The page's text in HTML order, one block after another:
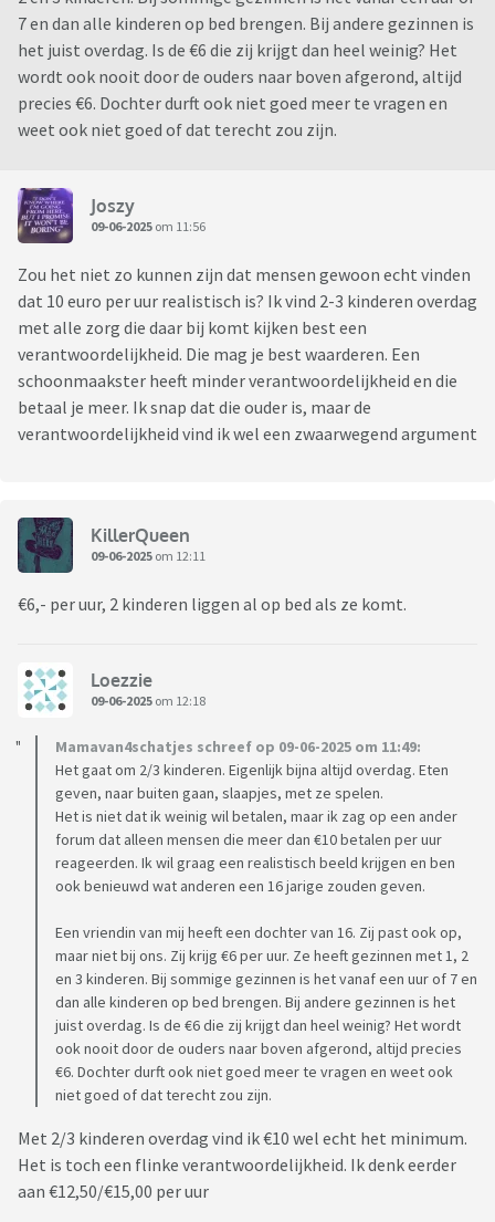
7 en dan alle kinderen op bed brengen. Bij andere gezinnen is
het juist overdag. Is de €6 die zij krijgt dan heel weinig? Het
wordt ook nooit door de ouders naar boven afgerond, altijd
precies €6. Dochter durft ook niet goed meer te vragen en
weet ook niet goed of dat terecht zou zijn.
Joszy
09-06-2025 om 11:56
Zou het niet zo kunnen zijn dat mensen gewoon echt vinden
dat 10 euro per uur realistisch is? Ik vind 2-3 kinderen overdag
met alle zorg die daar bij komt kijken best een
verantwoordelijkheid. Die mag je best waarderen. Een
schoonmaakster heeft minder verantwoordelijkheid en die
betaal je meer. Ik snap dat die ouder is, maar de
verantwoordelijkheid vind ik wel een zwaarwegend argument
KillerQueen
09-06-2025 om 12:11
€6,- per uur, 2 kinderen liggen al op bed als ze komt.
Loezzie
09-06-2025 om 12:18
Mamavan4schatjes schreef op 09-06-2025 om 11:49:
Het gaat om 2/3 kinderen. Eigenlijk bijna altijd overdag. Eten
geven, naar buiten gaan, slaapjes, met ze spelen.
Het is niet dat ik weinig wil betalen, maar ik zag op een ander
forum dat alleen mensen die meer dan €10 betalen per uur
reageerden. Ik wil graag een realistisch beeld krijgen en ben
ook benieuwd wat anderen een 16 jarige zouden geven.
Een vriendin van mij heeft een dochter van 16. Zij past ook op,
maar niet bij ons. Zij krijg €6 per uur. Ze heeft gezinnen met 1, 2
en 3 kinderen. Bij sommige gezinnen is het vanaf een uur of 7 en
dan alle kinderen op bed brengen. Bij andere gezinnen is het
juist overdag. Is de €6 die zij krijgt dan heel weinig? Het wordt
ook nooit door de ouders naar boven afgerond, altijd precies
€6. Dochter durft ook niet goed meer te vragen en weet ook
niet goed of dat terecht zou zijn.
Met 2/3 kinderen overdag vind ik €10 wel echt het minimum.
Het is toch een flinke verantwoordelijkheid. Ik denk eerder
aan €12,50/€15,00 per uur